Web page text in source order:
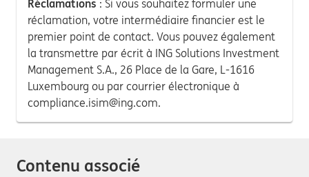
Réclamations : Si vous souhaitez formuler une
réclamation, votre intermédiaire financier est le
premier point de contact. Vous pouvez également
la transmettre par écrit à ING Solutions Investment
Management S.A., 26 Place de la Gare, L-1616
Luxembourg ou par courrier électronique à
compliance.isim@ing.com.
Contenu associé